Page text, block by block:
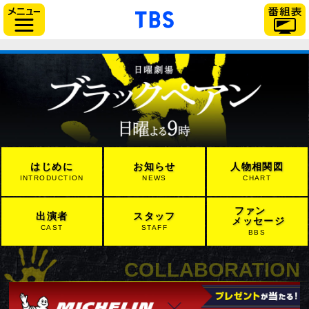
「TBSテレビ」トップページ
はじめに
INTRODUCTION
お知らせ
NEWS
人物相関図
CHART
出演者
CAST
スタッフ
STAFF
ファン
メッセージ
BBS
COLLABORATION